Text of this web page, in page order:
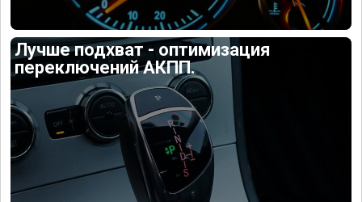
Лучше подхват - оптимизация
переключений АКПП.